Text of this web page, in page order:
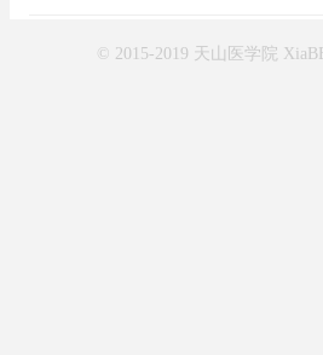
© 2015-2019 天山医学院